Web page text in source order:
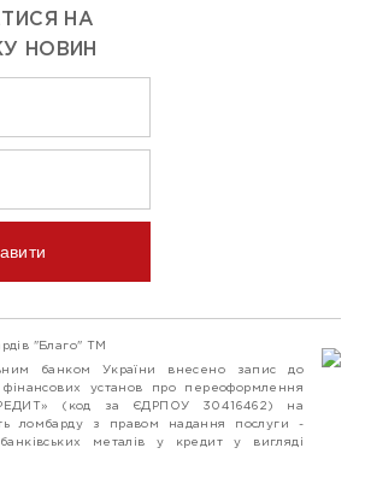
НА
НОВИН
"Благо" ТМ
банком України внесено запис до
установ про переоформлення
(код за ЄДРПОУ 30416462) на
ломбарду з правом надання послуги -
металів у кредит у вигляді